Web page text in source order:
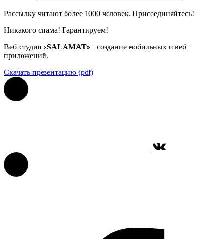
Рассылку читают более 1000 человек. Присоединяйтесь!
Никакого спама! Гарантируем!
Веб-студия «SALAMAT» - создание мобильных и веб-
приложений.
Скачать презентацию (pdf)